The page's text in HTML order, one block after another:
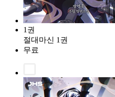
1권
절대마신 1권
무료